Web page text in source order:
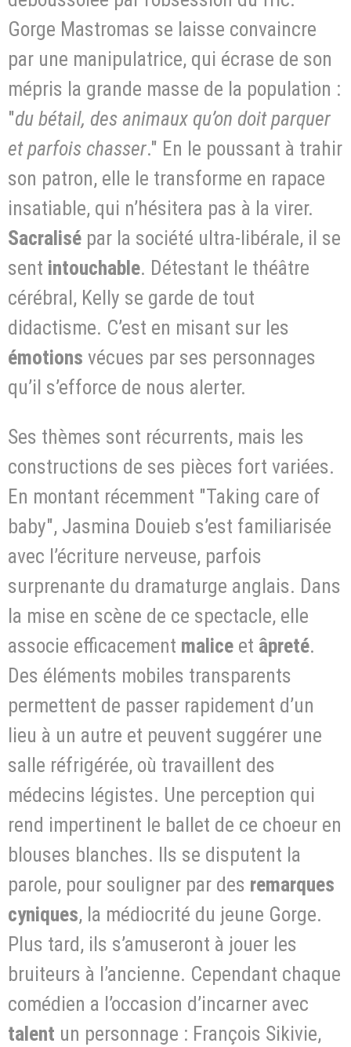
Gorge Mastromas se laisse convaincre
par une manipulatrice, qui écrase de son
mépris la grande masse de la population :
"du bétail, des animaux qu’on doit parquer
et parfois chasser." En le poussant à trahir
son patron, elle le transforme en rapace
insatiable, qui n’hésitera pas à la virer.
Sacralisé par la société ultra-libérale, il se
sent intouchable. Détestant le théâtre
cérébral, Kelly se garde de tout
didactisme. C’est en misant sur les
émotions vécues par ses personnages
qu’il s’efforce de nous alerter.
Ses thèmes sont récurrents, mais les
constructions de ses pièces fort variées.
En montant récemment "Taking care of
baby", Jasmina Douieb s’est familiarisée
avec l’écriture nerveuse, parfois
surprenante du dramaturge anglais. Dans
la mise en scène de ce spectacle, elle
associe efficacement malice et âpreté.
Des éléments mobiles transparents
permettent de passer rapidement d’un
lieu à un autre et peuvent suggérer une
salle réfrigérée, où travaillent des
médecins légistes. Une perception qui
rend impertinent le ballet de ce choeur en
blouses blanches. Ils se disputent la
parole, pour souligner par des remarques
cyniques, la médiocrité du jeune Gorge.
Plus tard, ils s’amuseront à jouer les
bruiteurs à l’ancienne. Cependant chaque
comédien a l’occasion d’incarner avec
talent un personnage : François Sikivie,